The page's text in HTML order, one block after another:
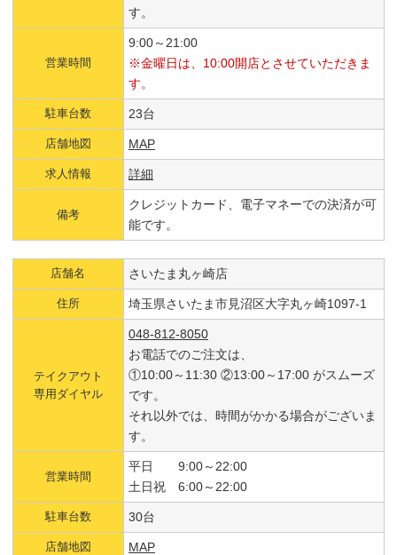
す。
営業時間
9:00～21:00
※金曜日は、10:00開店とさせていただきま
す。
駐車台数 23台
店舗地図 MAP
求人情報 詳細
備考
クレジットカード、電子マネーでの決済が可
能です。
店舗名 さいたま丸ヶ崎店
住所 埼玉県さいたま市見沼区大字丸ヶ崎1097-1
テイクアウト
専用ダイヤル
048-812-8050
お電話でのご注文は、
①10:00～11:30 ②13:00～17:00 がスムーズ
です。
それ以外では、時間がかかる場合がございま
す。
営業時間
平日 9:00～22:00
土日祝 6:00～22:00
駐車台数 30台
店舗地図 MAP